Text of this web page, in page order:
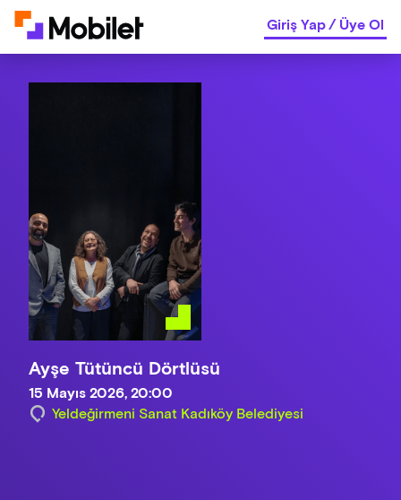
Giriş Yap/Üye Ol
Ayşe Tütüncü Dörtlüsü
15 Mayıs 2026, 20:00
Yeldeğirmeni Sanat Kadıköy Belediyesi